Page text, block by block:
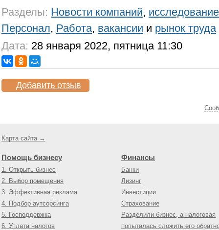
Разделы: Новости компаний, исследование
Персонал, Работа, вакансии и рынок труда
Дата: 28 января 2022, пятница 11:30
Добавить отзыв
Карта сайта →
Помощь бизнесу
1. Открыть бизнес
2. Выбор помещения
3. Эффективная реклама
4. Подбор аутсорсинга
5. Господдержка
6. Уплата налогов
Финансы
Банки
Лизинг
Инвестиции
Страхование
Разделили бизнес, а налоговая
попыталась сложить его